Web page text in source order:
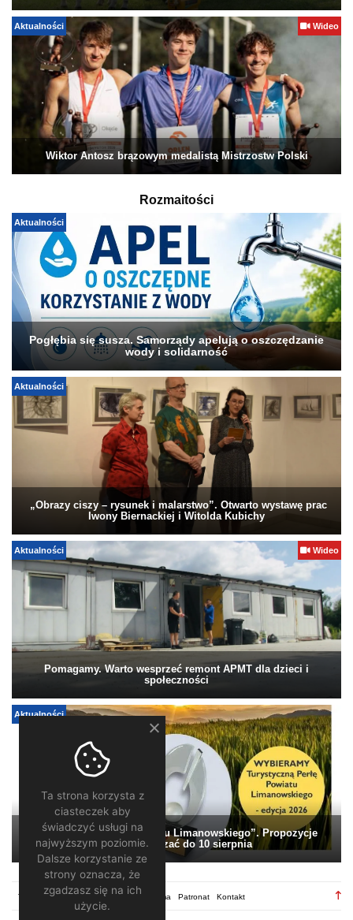
Aktualności Wideo
Wiktor Antosz brązowym medalistą Mistrzostw Polski
Rozmaitości
Aktualności
Pogłębia się susza. Samorządy apelują o oszczędzanie
wody i solidarność
Aktualności
„Obrazy ciszy – rysunek i malarstwo”. Otwarto wystawę prac
Iwony Biernackiej i Witolda Kubichy
Aktualności Wideo
Pomagamy. Warto wesprzeć remont APMT dla dzieci i
społeczności
Aktualności
„Turystyczna Perła Powiatu Limanowskiego”. Propozycje
można zgłaszać do 10 sierpnia
Regulamin Redakcja Reklama Patronat Kontakt
Ta strona korzysta z
ciasteczek aby
świadczyć usługi na
najwyższym poziomie.
Dalsze korzystanie ze
strony oznacza, że
zgadzasz się na ich
użycie.